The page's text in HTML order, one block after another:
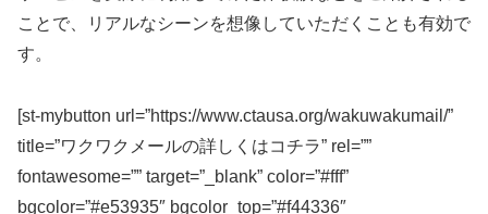
ことで、リアルなシーンを想像していただくことも有効で
す。
[st-mybutton url=”https://www.ctausa.org/wakuwakumail/”
title=”ワクワクメールの詳しくはコチラ” rel=””
fontawesome=”” target=”_blank” color=”#fff”
bgcolor=”#e53935″ bgcolor_top=”#f44336″